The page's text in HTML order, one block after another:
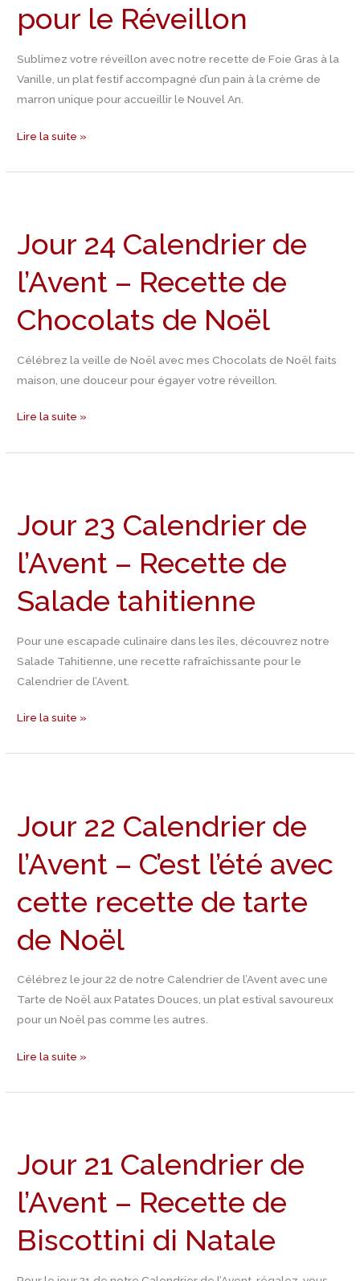
pour le Réveillon
Sublimez votre réveillon avec notre recette de Foie Gras à la
Vanille, un plat festif accompagné d’un pain à la crème de
marron unique pour accueillir le Nouvel An.
la
Vanille,
pour
le
Réveillon
Lire la suite »
Jour 24 Calendrier de
l’Avent – Recette de
Chocolats de Noël
Célébrez la veille de Noël avec mes Chocolats de Noël faits
maison, une douceur pour égayer votre réveillon.
Calendrier
de
l’Avent
Recette
Chocolats
de
Lire la suite »
Jour 23 Calendrier de
l’Avent – Recette de
Salade tahitienne
Pour une escapade culinaire dans les îles, découvrez notre
Salade Tahitienne, une recette rafraîchissante pour le
Calendrier de l’Avent.
Calendrier
de
l’Avent
Recette
Salade
tahitienne
Lire la suite »
Jour 22 Calendrier de
l’Avent – C’est l’été avec
cette recette de tarte
de Noël
Célébrez le jour 22 de notre Calendrier de l’Avent avec une
Tarte de Noël aux Patates Douces, un plat estival savoureux
pour un Noël pas comme les autres.
Calendrier
de
l’Avent
C’est
avec
recette
de
tarte
Noël
Lire la suite »
Jour 21 Calendrier de
l’Avent – Recette de
Biscottini di Natale
Calendrier
de
l’Avent
Recette